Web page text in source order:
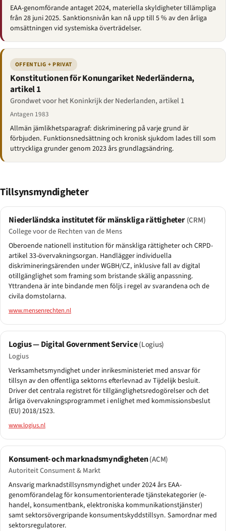
EAA-genomförande antaget 2024, materiella skyldigheter tillämpliga
från 28 juni 2025. Sanktionsnivån kan nå upp till 5 % av den årliga
omsättningen vid systemiska överträdelser.
OFFENTLIG + PRIVAT
Konstitutionen för Konungariket Nederländerna,
artikel 1
Grondwet voor het Koninkrijk der Nederlanden, artikel 1
Antagen 1983
Allmän jämlikhetsparagraf: diskriminering på varje grund är
förbjuden. Funktionsnedsättning och kronisk sjukdom lades till som
uttryckliga grunder genom 2023 års grundlagsändring.
Tillsynsmyndigheter
Niederländska institutet för mänskliga rättigheter(CRM)
College voor de Rechten van de Mens
Oberoende nationell institution för mänskliga rättigheter och CRPD-
artikel 33-övervakningsorgan. Handlägger individuella
diskrimineringsärenden under WGBH/CZ, inklusive fall av digital
otillgänglighet som framing som bristande skälig anpassning.
Yttrandena är inte bindande men följs i regel av svarandena och de
civila domstolarna.
www.mensenrechten.nl
Logius — Digital Government Service(Logius)
Logius
Verksamhetsmyndighet under inrikesministeriet med ansvar för
tillsyn av den offentliga sektorns efterlevnad av Tijdelijk besluit.
Driver det centrala registret för tillgänglighetsredogörelser och det
årliga övervakningsprogrammet i enlighet med kommissionsbeslut
(EU) 2018/1523.
www.logius.nl
Konsument- och marknadsmyndigheten(ACM)
Autoriteit Consument & Markt
Ansvarig marknadstillsynsmyndighet under 2024 års EAA-
genomförandelag för konsumentorienterade tjänstekategorier (e-
handel, konsumentbank, elektroniska kommunikationstjänster)
samt sektorsövergripande konsumentskyddstillsyn. Samordnar med
sektorsregulatorer.